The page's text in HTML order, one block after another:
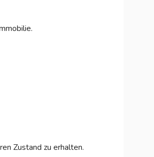
Zustand zu erhalten.